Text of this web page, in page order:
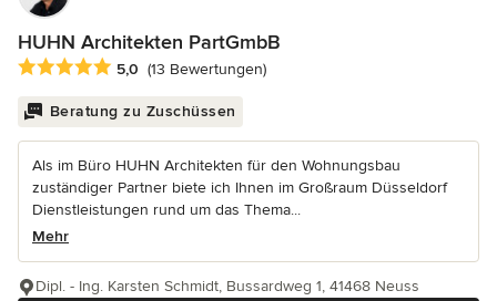
HUHN Architekten PartGmbB
Durchschnittliche Bewertung: 5 von 5 Sternen
5,0 (13 Bewertungen)
Beratung zu Zuschüssen
Als im Büro HUHN Architekten für den Wohnungsbau
zuständiger Partner biete ich Ihnen im Großraum Düsseldorf
Dienstleistungen rund um das Thema...
Mehr
Dipl. - Ing. Karsten Schmidt, Bussardweg 1, 41468 Neuss